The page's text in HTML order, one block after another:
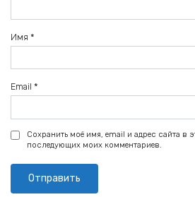
Имя *
Email *
Сохранить моё имя, email и адрес сайта в
последующих моих комментариев.